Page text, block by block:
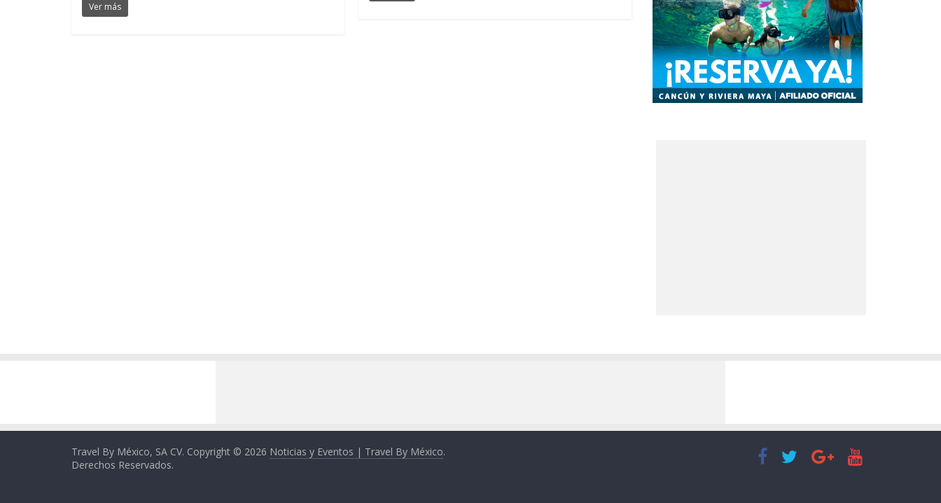
Ver más
Travel By México, SA CV. Copyright © 2026 Noticias y Eventos | Travel By México.
Derechos Reservados.